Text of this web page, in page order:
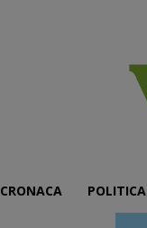
CRONACA POLITICA